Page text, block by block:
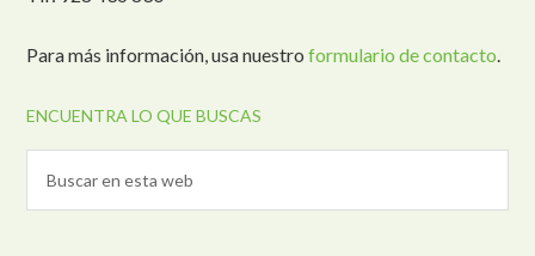
Para más información, usa nuestroformulario de contacto
ENCUENTRA LO QUE BUSCAS